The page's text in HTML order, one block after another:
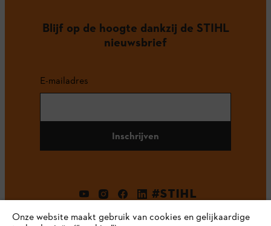
Blijf op de hoogte dankzij de STIHL
nieuwsbrief
E-mailadres
Inschrijven
#STIHL
Onze website maakt gebruik van cookies en gelijkaardige